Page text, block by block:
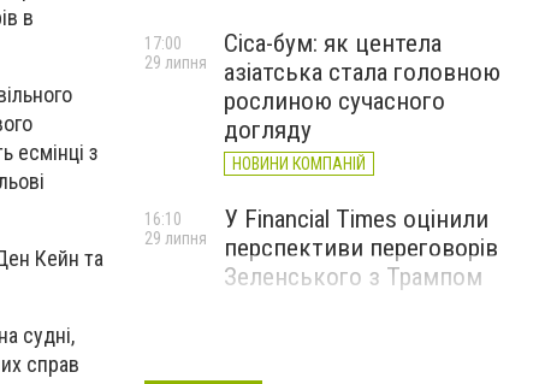
в
есмінці з
Кейн та
судні,
справ
Cica-бум: як центела
азіатська стала головною
рослиною сучасного
догляду
НОВИНИ КОМПАНІЙ
17:00
29 липня
У Financial Times оцінили
перспективи переговорів
Зеленського з Трампом
16:10
29 липня